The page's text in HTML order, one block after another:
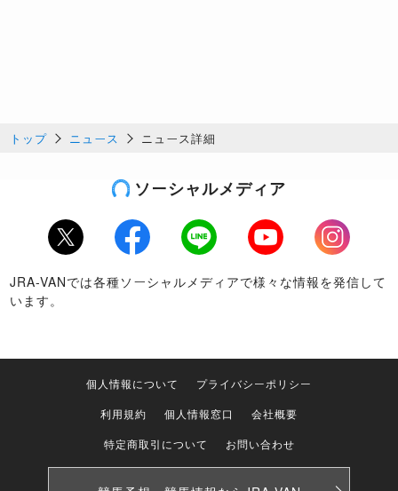
トップ ニュース ニュース詳細
ソーシャルメディア
Twitter Facebook LINE Youtube
Instagram
JRA-VANでは各種ソーシャルメディアで様々な情報を発信して
います。
個人情報について
プライバシーポリシー
利用規約
個人情報窓口
会社概要
特定商取引について
お問い合わせ